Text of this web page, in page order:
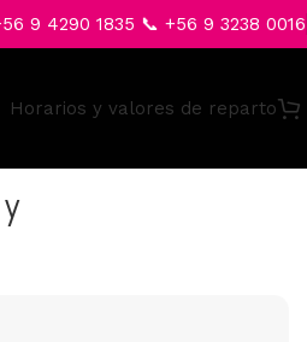
9 4290 1835 📞 +56 9 3238 0016
Horarios y valores de reparto